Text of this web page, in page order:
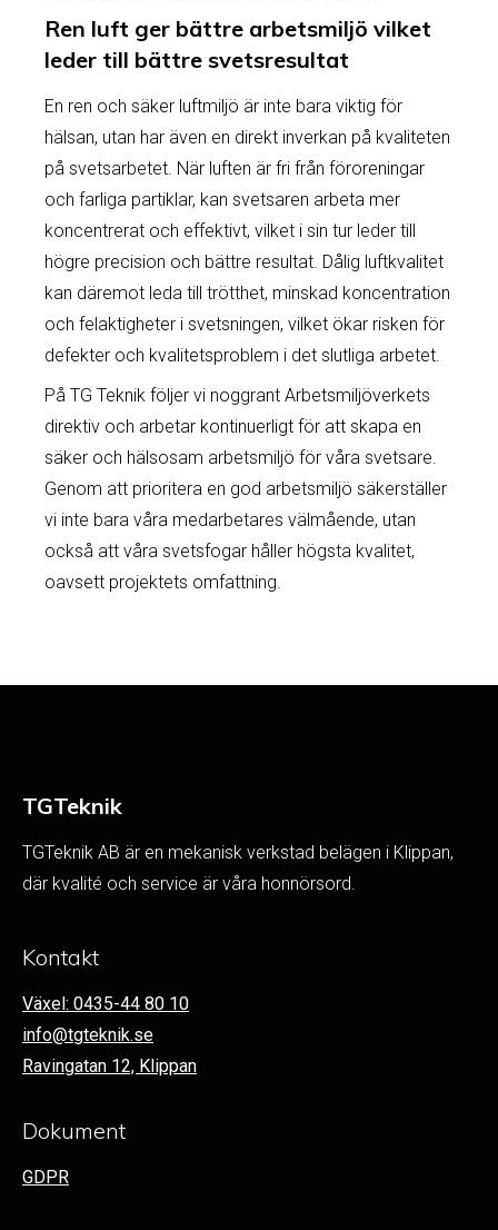
Ren luft ger bättre arbetsmiljö vilket
leder till bättre svetsresultat
En ren och säker luftmiljö är inte bara viktig för
hälsan, utan har även en direkt inverkan på kvaliteten
på svetsarbetet. När luften är fri från föroreningar
och farliga partiklar, kan svetsaren arbeta mer
koncentrerat och effektivt, vilket i sin tur leder till
högre precision och bättre resultat. Dålig luftkvalitet
kan däremot leda till trötthet, minskad koncentration
och felaktigheter i svetsningen, vilket ökar risken för
defekter och kvalitetsproblem i det slutliga arbetet.
På TG Teknik följer vi noggrant Arbetsmiljöverkets
direktiv och arbetar kontinuerligt för att skapa en
säker och hälsosam arbetsmiljö för våra svetsare.
Genom att prioritera en god arbetsmiljö säkerställer
vi inte bara våra medarbetares välmående, utan
också att våra svetsfogar håller högsta kvalitet,
oavsett projektets omfattning.
TGTeknik
TGTeknik AB är en mekanisk verkstad belägen i Klippan,
där kvalité och service är våra honnörsord.
Kontakt
Växel: 0435-44 80 10
info@tgteknik.se
Ravingatan 12, Klippan
Dokument
GDPR